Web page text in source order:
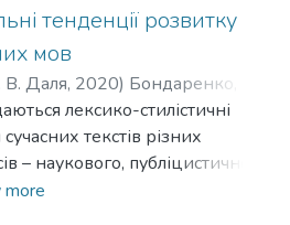
тенденції розвитку
мов
В. Даля, 2020) Бондаренко, Г.
А. М.;Глуховцева, І. Я.;
О. А.;Кошман, І. М.;
О. Л.;Куцевська, О. С.;
Є. О.
лексико-стилістичні
текстів різних
– наукового, публіцистичного,
more